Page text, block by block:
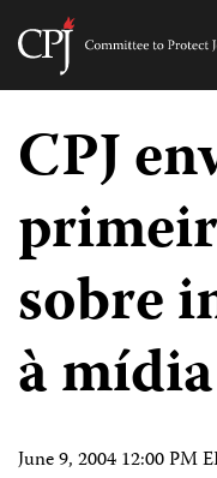
Skip
content
CPJ
sobre
à
June 9, 2004 12:00 PM